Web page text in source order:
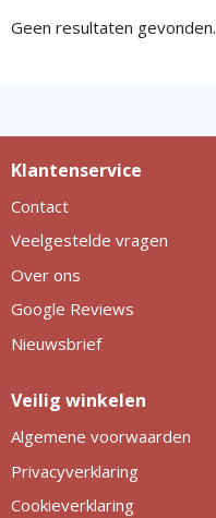
Geen resultaten gevonden.
Klantenservice
Contact
Veelgestelde vragen
Over ons
Google Reviews
Nieuwsbrief
Veilig winkelen
Algemene voorwaarden
Privacyverklaring
Cookieverklaring